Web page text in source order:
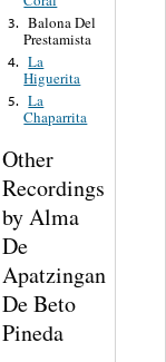
3. Balona Del
Prestamista
4. La
Higuerita
5. La
Chaparrita
Other
Recordings
by Alma
De
Apatzingan
De Beto
Pineda